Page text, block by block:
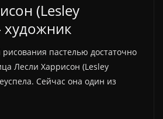
(Lesley
рисования пастелью достаточно
Лесли Харрисон (Lesley
Сейчас она один из